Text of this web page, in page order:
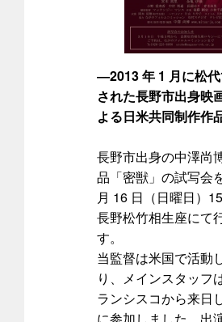
―2013 年 1 月に松
された長野市出身映
よる日米共同制作作
長野市出身の中澤尚
品「密獣」の試写会
月 16 日（日曜日）
長野松竹相生座にて
す。
当監督は米国で活動
り、メインスタッフ
ランシスコから来日
に参加しました。出